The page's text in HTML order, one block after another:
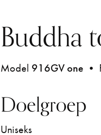
Buddha
Model 916GV one •
Doelgroep
Uniseks